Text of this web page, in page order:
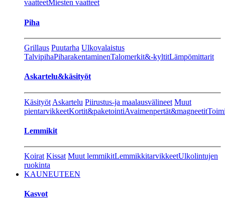
vaatteetMiesten vaatteet
Piha
Grillaus Puutarha Ulkovalaistus
TalvipihaPiharakentaminenTalomerkit&-kyltitLämpömittarit
Askartelu&käsityöt
Käsityöt Askartelu Piirustus-ja maalausvälineet Muut
pientarvikkeetKortit&paketointiAvaimenpertät&magneetit
Lemmikit
Koirat Kissat Muut lemmikitLemmikkitarvikkeetUlkolintujen
ruokinta
KAUNEUTEEN
Kasvot